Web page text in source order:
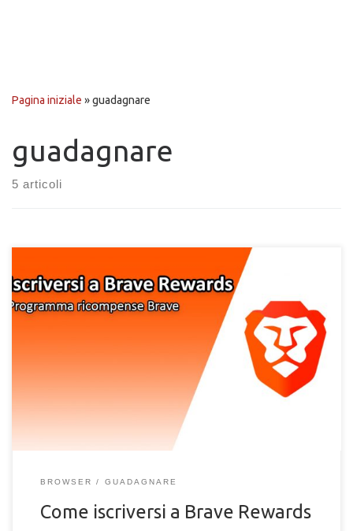
Pagina iniziale »guadagnare
guadagnare
5 articoli
Come iscriversi al programma Brave Rewards per guadagnare
con il browser. Guida alla registrazione al programma delle
BROWSER GUADAGNARE
Come iscriversi a Brave Rewards